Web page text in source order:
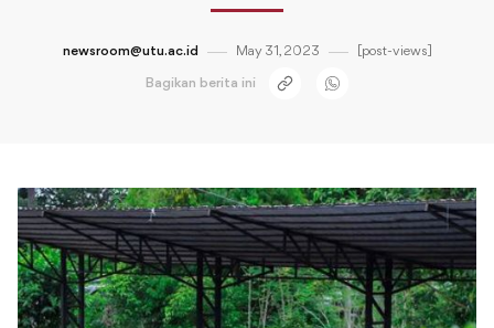
newsroom@utu.ac.id May 31, 2023 [post-views]
Bagikan berita ini